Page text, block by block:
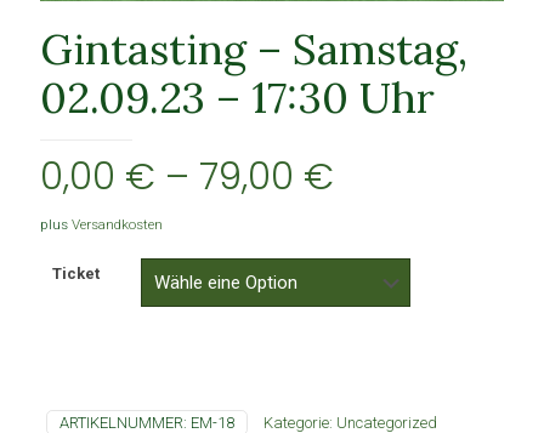
Gintasting – Samstag,
02.09.23 – 17:30 Uhr
0,00 € – 79,00 €
plus Versandkosten
Ticket
ARTIKELNUMMER: EM-18 Kategorie: Uncategorized